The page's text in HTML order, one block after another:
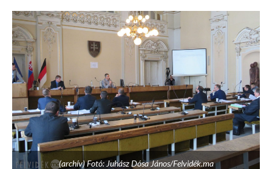
(archív) Fotó: Juhász Dósa János/Felvidék.ma